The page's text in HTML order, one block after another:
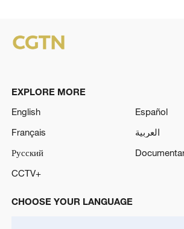
EXPLORE MORE
English
Español
Français
العربية
Русский
CCTV+
CHOOSE YOUR LANGUAGE